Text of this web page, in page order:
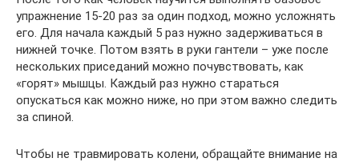
упражнение 15-20 раз за один подход, можно усложнять
его. Для начала каждый 5 раз нужно задерживаться в
нижней точке. Потом взять в руки гантели – уже после
нескольких приседаний можно почувствовать, как
«горят» мышцы. Каждый раз нужно стараться
опускаться как можно ниже, но при этом важно следить
за спиной.
Чтобы не травмировать колени, обращайте внимание на